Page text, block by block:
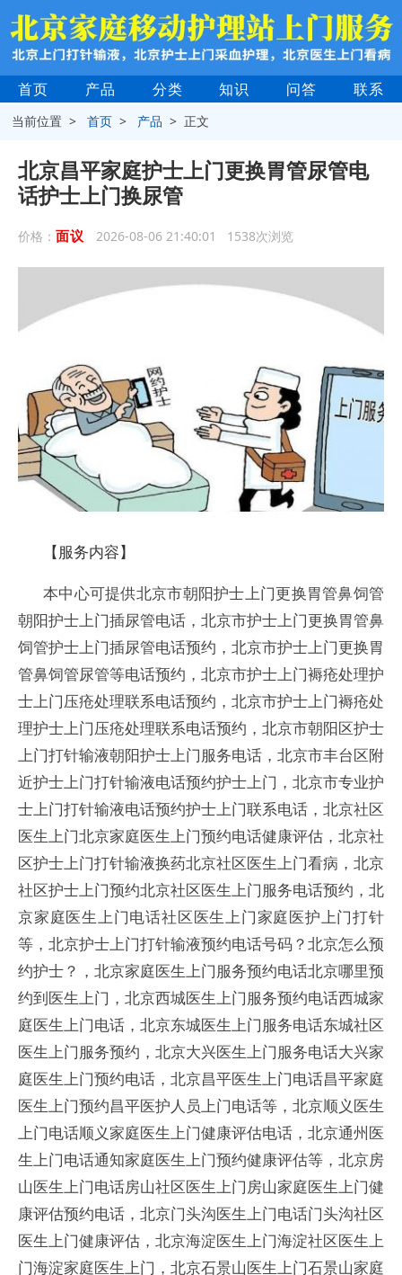
首页 产品 分类 知识 问答 联系
当前位置 >首页 > 产品 > 正文
北京昌平家庭护士上门更换胃管尿管电
话护士上门换尿管
价格： 面议 2026-08-06 21:40:01 1538次浏览
【服务内容】
本中心可提供北京市朝阳护士上门更换胃管鼻饲管
朝阳护士上门插尿管电话，北京市护士上门更换胃管鼻
饲管护士上门插尿管电话预约，北京市护士上门更换胃
管鼻饲管尿管等电话预约，北京市护士上门褥疮处理护
士上门压疮处理联系电话预约，北京市护士上门褥疮处
理护士上门压疮处理联系电话预约，北京市朝阳区护士
上门打针输液朝阳护士上门服务电话，北京市丰台区附
近护士上门打针输液电话预约护士上门，北京市专业护
士上门打针输液电话预约护士上门联系电话，北京社区
医生上门北京家庭医生上门预约电话健康评估，北京社
区护士上门打针输液换药北京社区医生上门看病，北京
社区护士上门预约北京社区医生上门服务电话预约，北
京家庭医生上门电话社区医生上门家庭医护上门打针
等，北京护士上门打针输液预约电话号码？北京怎么预
约护士？，北京家庭医生上门服务预约电话北京哪里预
约到医生上门，北京西城医生上门服务预约电话西城家
庭医生上门电话，北京东城医生上门服务电话东城社区
医生上门服务预约，北京大兴医生上门服务电话大兴家
庭医生上门预约电话，北京昌平医生上门电话昌平家庭
医生上门预约昌平医护人员上门电话等，北京顺义医生
上门电话顺义家庭医生上门健康评估电话，北京通州医
生上门电话通知家庭医生上门预约健康评估等，北京房
山医生上门电话房山社区医生上门房山家庭医生上门健
康评估预约电话，北京门头沟医生上门电话门头沟社区
医生上门健康评估，北京海淀医生上门海淀社区医生上
门海淀家庭医生上门，北京石景山医生上门石景山家庭